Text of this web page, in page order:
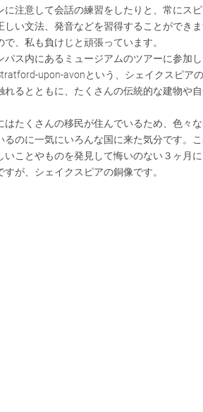
に注意して会話の練習をしたりと、常にス
しい文法、発音などを習得することができ
で、私も負けじと頑張っています。
パス内にあるミュージアムのツアーに参加
upon-avonという、シェイクスピア
れるとともに、たくさんの伝統的な建物や
はたくさんの移民が住んでいるため、色々
るのに一気にいろんな国に来た気分です。
いことやものを発見して悔いのない３ヶ月に
が、シェイクスピアの銅像です。